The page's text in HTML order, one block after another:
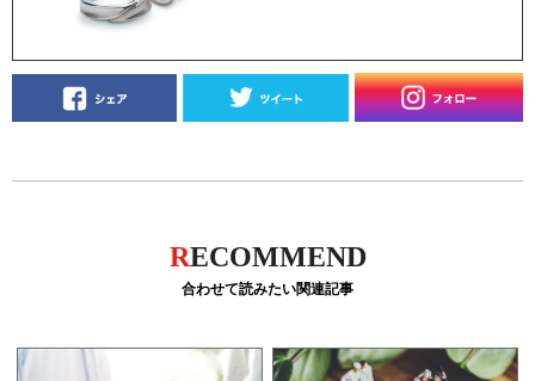
RECOMMEND
合わせて読みたい関連記事